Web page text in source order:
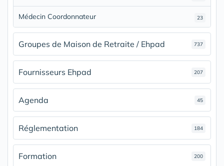
Médecin Coordonnateur 23
Groupes de Maison de Retraite / Ehpad 737
Fournisseurs Ehpad 207
Agenda 45
Réglementation 184
Formation 200